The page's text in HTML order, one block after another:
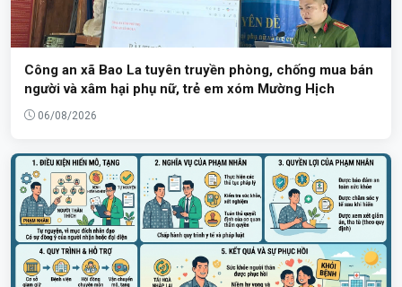
Công an xã Bao La tuyên truyền phòng, chống mua bán
người và xâm hại phụ nữ, trẻ em xóm Mường Hịch
06/08/2026